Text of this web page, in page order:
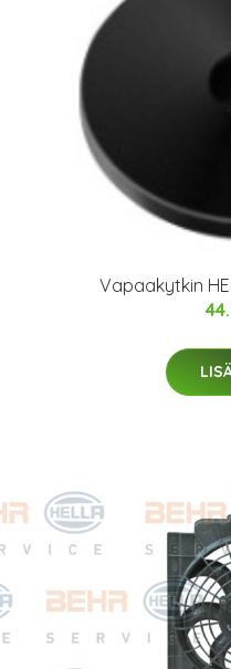
Vapaakytkin